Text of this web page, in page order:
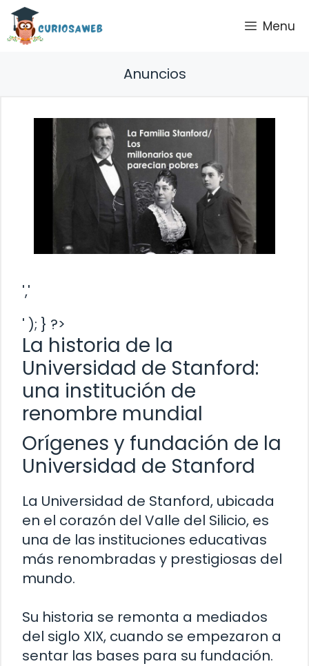
Saltar
contenido
Menu
Anuncios
','
' ); } ?>
La historia de la
Universidad de Stanford:
una institución de
renombre mundial
Orígenes y fundación de la
Universidad de Stanford
La Universidad de Stanford, ubicada
en el corazón del Valle del Silicio, es
una de las instituciones educativas
más renombradas y prestigiosas del
mundo.
Su historia se remonta a mediados
del siglo XIX, cuando se empezaron a
sentar las bases para su fundación.